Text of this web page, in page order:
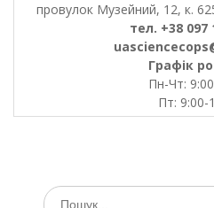
провулок Музейний, 12, к.
тел. +38 097
Графік
Пн-Чт:
Пт: 9:00-
Шукати: